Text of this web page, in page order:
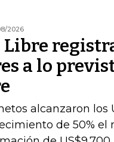
2026
Libre
a lo
alcanzaron los
de 50% el